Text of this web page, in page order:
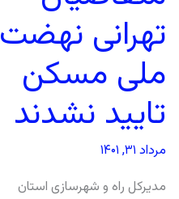
تهرانی نهضت
ملی مسکن
تایید نشدند
مرداد ۳۱, ۱۴۰۱
مدیرکل راه و شهرسازی استان